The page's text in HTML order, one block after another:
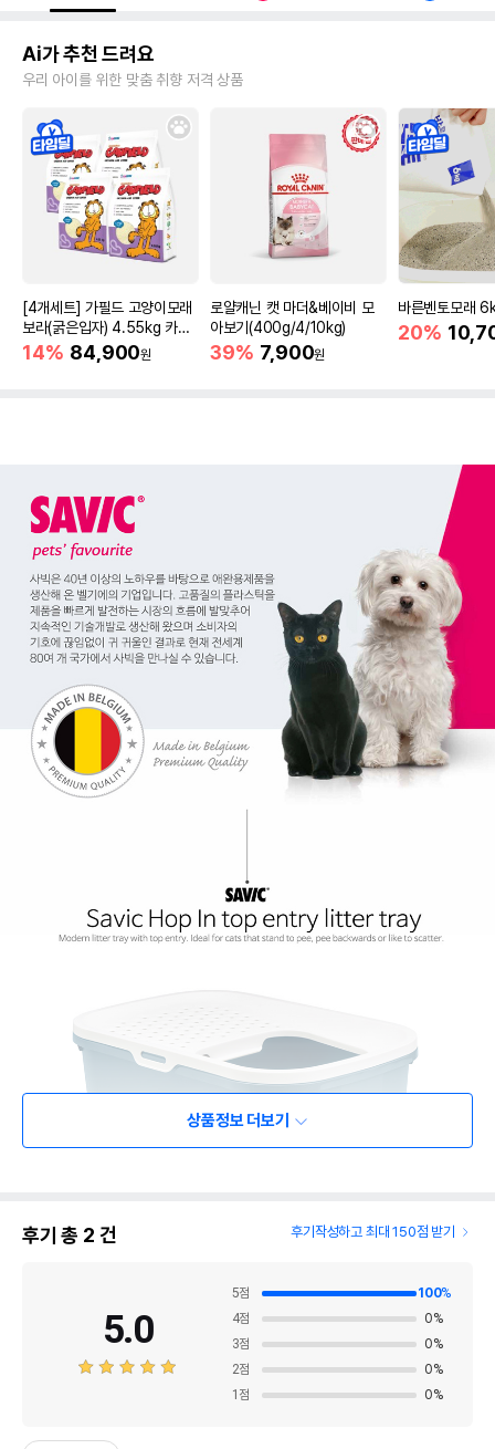
Ai가 추천 드려요
우리 아이를 위한 맞춤 취향 저격 상품
[4개세트] 가필드 고양이모래
보라(굵은입자) 4.55kg 카사
바모래
14% 84,900원
로얄캐닌 캣 마더&베이비 모
아보기(400g/4/10kg)
39% 7,900원
바른벤토모래
20%
상품정보 더보기
후기 총 2 건 후기작성하고 최대 150점 받기
5.0
5점 100%
4점 0%
3점 0%
2점 0%
1 점 0%